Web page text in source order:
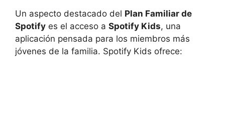
Un aspecto destacado del Plan Familiar de
Spotify es el acceso a Spotify Kids, una
aplicación pensada para los miembros más
jóvenes de la familia. Spotify Kids ofrece: